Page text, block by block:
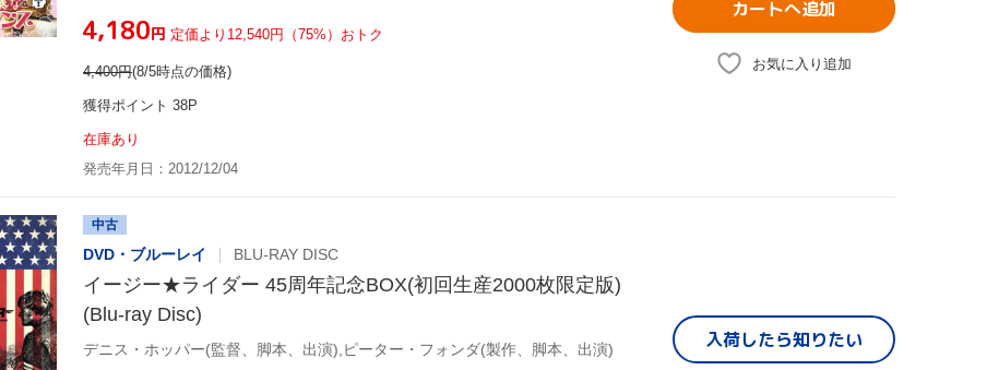
¥4,180円 定価より12,540円（75%）おトク
4,400円(8/5時点の価格)
獲得ポイント 38P
在庫あり
発売年月日：2012/12/04
カートへ追加
お気に入り追加
中古
DVD・ブルーレイ BLU-RAY DISC
イージー★ライダー 45周年記念BOX(初回生産2000枚限定版)
(Blu-ray Disc)
デニス・ホッパー(監督、脚本、出演),ピーター・フォンダ(製作、脚本、出演) 入荷したら知りたい